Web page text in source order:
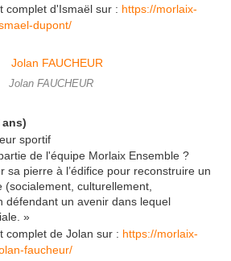
complet d'Ismaël sur : https://morlaix-
dupont/
Jolan FAUCHEUR
ans)
sportif
de l'équipe Morlaix Ensemble ?
sa pierre à l’édifice pour reconstruire un
culturellement,
un avenir dans lequel
»
complet de Jolan sur : https://morlaix-
faucheur/